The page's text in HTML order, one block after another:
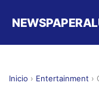
Inicio › Entertainment ›